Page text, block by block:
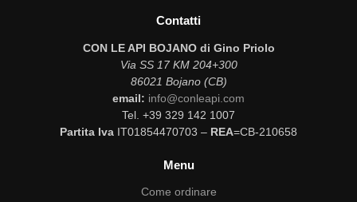
Contatti
CON LE API BOJANO di Gino Priolo
Via SS 17 KM 204+300
86021 Bojano (CB)
email: info@conleapi.com
Tel. +39 329 142 1007
Partita Iva IT01854470703 – REA=CB-210658
Menu
Come ordinare